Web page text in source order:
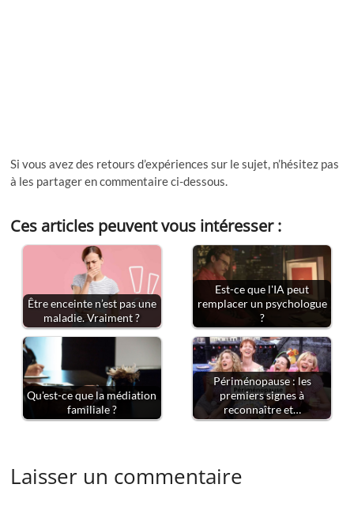
Si vous avez des retours d’expériences sur le sujet, n’hésitez pas
à les partager en commentaire ci-dessous.
Ces articles peuvent vous intéresser :
Être enceinte n’est pas une
maladie. Vraiment ?
Est-ce que l'IA peut
remplacer un psychologue
?
Qu'est-ce que la médiation
familiale ?
Périménopause : les
premiers signes à
reconnaître et…
Laisser un commentaire